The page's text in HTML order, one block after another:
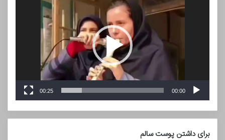
00:00
00:25
برای داشتن پوست سالم